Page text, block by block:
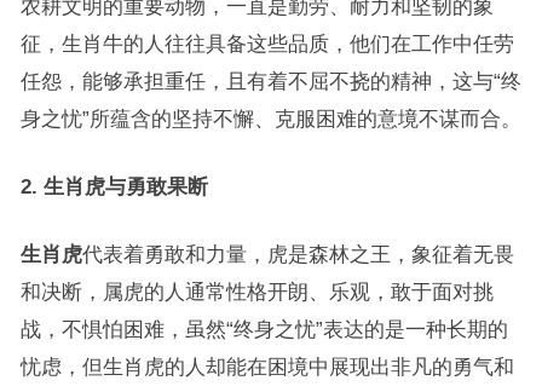
农耕文明的重要动物，一直是勤劳、耐力和坚韧的象
征，生肖牛的人往往具备这些品质，他们在工作中任劳
任怨，能够承担重任，且有着不屈不挠的精神，这与“终
身之忧”所蕴含的坚持不懈、克服困难的意境不谋而合。
2. 生肖虎与勇敢果断
生肖虎代表着勇敢和力量，虎是森林之王，象征着无畏
和决断，属虎的人通常性格开朗、乐观，敢于面对挑
战，不惧怕困难，虽然“终身之忧”表达的是一种长期的
忧虑，但生肖虎的人却能在困境中展现出非凡的勇气和